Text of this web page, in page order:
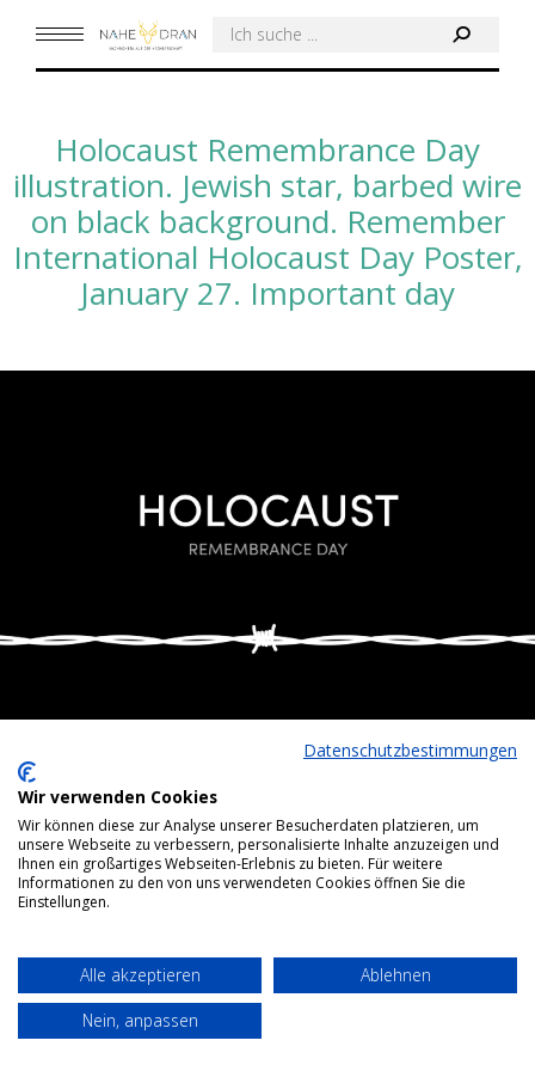
Search:
Holocaust Remembrance Day
illustration. Jewish star, barbed wire
on black background. Remember
International Holocaust Day Poster,
January 27. Important day
Bottom menu
Datenschutzbestimmungen
Wir verwenden Cookies
Wir können diese zur Analyse unserer Besucherdaten platzieren, um
unsere Webseite zu verbessern, personalisierte Inhalte anzuzeigen und
Ihnen ein großartiges Webseiten-Erlebnis zu bieten. Für weitere
Informationen zu den von uns verwendeten Cookies öffnen Sie die
Einstellungen.
Alle akzeptieren
Ablehnen
Nein, anpassen